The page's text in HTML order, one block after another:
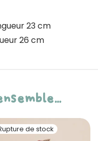
23 cm
26 cm